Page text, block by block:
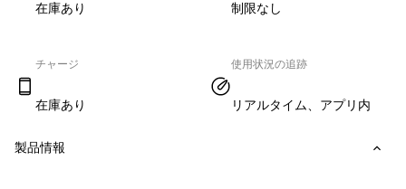
在庫あり 制限なし
チャージ
在庫あり
使用状況の追跡
リアルタイム、アプリ内
製品情報